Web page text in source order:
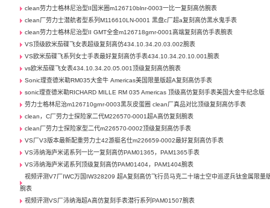
clean劳力士格林尼治型II国米圈m126710blnr-0003一比一复刻高仿腕表
clean厂劳力士潜航者型系列M116610LN-0001 黑盘c厂超a复刻高仿黑水鬼手表
clean劳力士格林尼治型II GMT全金m126718grnr-0001高端复刻高仿手表腕表
VS顶级欧米茄碟飞女表超级复刻高仿434.10.34.20.03.002腕表
VS欧米茄碟飞系列女士手表最好复刻高仿手表434.10.34.20.10.001腕表
vs欧米茄碟飞女表434.10.34.20.05.001顶级复刻高仿腕表
Sonic理查德米勒RM035大金牛 Americas美国限量版超A复刻高仿手表
sonic理查德米勒RICHARD MILLE RM 035 Americas 顶级高仿复刻手表美国大金牛纪念版
劳力士格林尼治m126710grnr-0003黑灰皮蛋圈 clean厂真品对比顶级复刻高仿手表
clean，C厂劳力士探险家二代M226570-0001超A高仿复刻腕表
clean厂劳力士探险家型二代m226570-0002顶级复刻高仿手表
VS厂V3版本最新配重劳力士42游艇名仕m226659-0002最好复刻高仿手表
VS沛纳海庐米诺系列一比一复刻高仿PAM01365，PAM1365手表
VS沛纳海庐米诺系列顶级复刻高仿PAM01404，PAM1404腕表
视频评测V7厂IWC万国IW328209 超A复刻高仿飞行员马克二十瑞士空中巡逻兵钛金属限量
腕表
视频评测VS厂沛纳海超A高仿复刻手表潜行系列PAM01507腕表